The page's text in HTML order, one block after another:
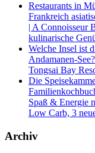
Restaurants in
Frankreich
| A Connoisseur
kulinarische
Welche Insel ist
Andamanen-
Tongsai Bay
Die
Spaß & Energie
Low Carb, 3
Archiv